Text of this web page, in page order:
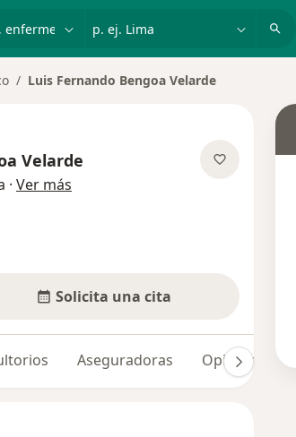
Luis Fernando Bengoa Velarde
Velarde
· Ver más
Solicita una cita
Aseguradoras Opiniones